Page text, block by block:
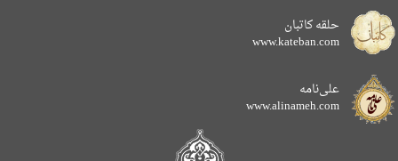
حلقه کاتبان
www.kateban.com
علی‌نامه
www.alinameh.com